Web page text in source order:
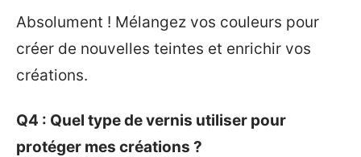
Absolument ! Mélangez vos couleurs pour
créer de nouvelles teintes et enrichir vos
créations.
Q4 : Quel type de vernis utiliser pour
protéger mes créations ?